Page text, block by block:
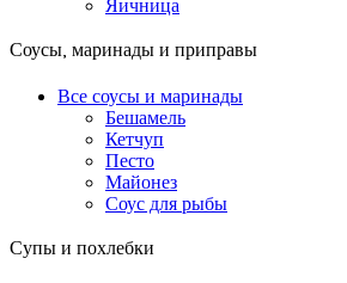
Яичница
Соусы, маринады и приправы
Все соусы и маринады
Бешамель
Кетчуп
Песто
Майонез
Соус для рыбы
Супы и похлебки